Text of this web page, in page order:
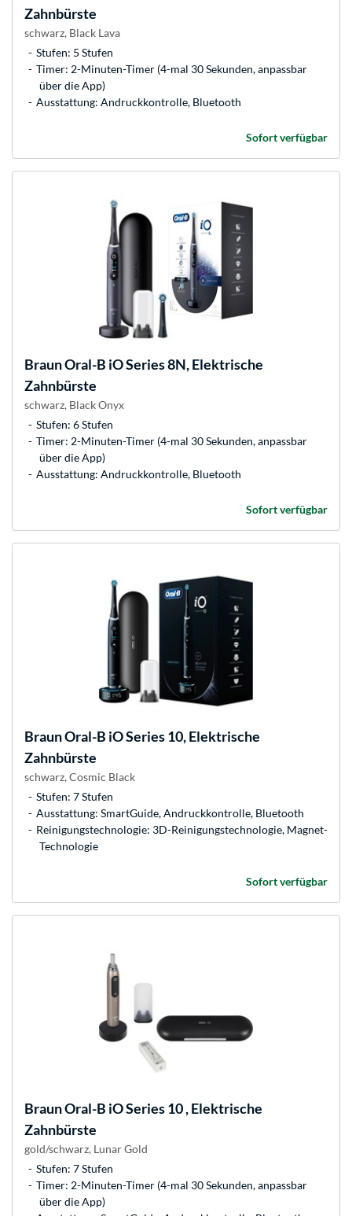
Zahnbürste
schwarz, Black Lava
Stufen: 5 Stufen
Timer: 2-Minuten-Timer (4-mal 30 Sekunden, anpassbar
über die App)
Ausstattung: Andruckkontrolle, Bluetooth
Sofort verfügbar
BraunOral-B iO Series 8N, Elektrische
Zahnbürste
schwarz, Black Onyx
Stufen: 6 Stufen
Timer: 2-Minuten-Timer (4-mal 30 Sekunden, anpassbar
über die App)
Ausstattung: Andruckkontrolle, Bluetooth
Sofort verfügbar
BraunOral-B iO Series 10, Elektrische
Zahnbürste
schwarz, Cosmic Black
Stufen: 7 Stufen
Ausstattung: SmartGuide, Andruckkontrolle, Bluetooth
Reinigungstechnologie: 3D-Reinigungstechnologie, Magnet-
Technologie
Sofort verfügbar
BraunOral-B iO Series 10 , Elektrische
Zahnbürste
gold/schwarz, Lunar Gold
Stufen: 7 Stufen
Timer: 2-Minuten-Timer (4-mal 30 Sekunden, anpassbar
über die App)